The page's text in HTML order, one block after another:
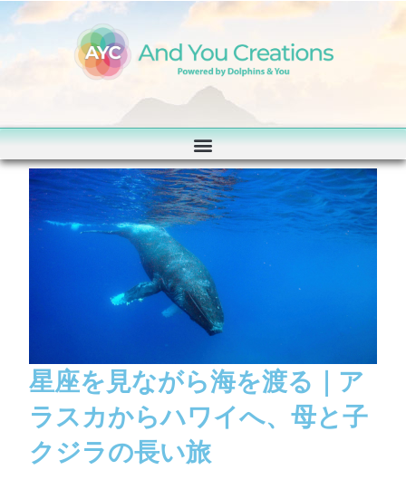
星座を見ながら海を渡る｜ア
ラスカからハワイへ、母と子
クジラの長い旅